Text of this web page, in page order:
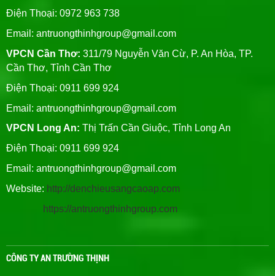
Điện Thoại: 0972 963 738
Email: antruongthinhgroup@gmail.com
VPCN Cần Thơ: 311/79 Nguyễn Văn Cừ, P. An Hòa, TP.
Cần Thơ, Tỉnh Cần Thơ
Điện Thoại: 0911 699 924
Email: antruongthinhgroup@gmail.com
VPCN Long An: Thị Trấn Cần Giuộc, Tỉnh Long An
Điện Thoại: 0911 699 924
Email: antruongthinhgroup@gmail.com
Website: http://denchieusangcaoap.com
https://antruongthinhgroup.com
CÔNG TY AN TRƯỜNG THỊNH